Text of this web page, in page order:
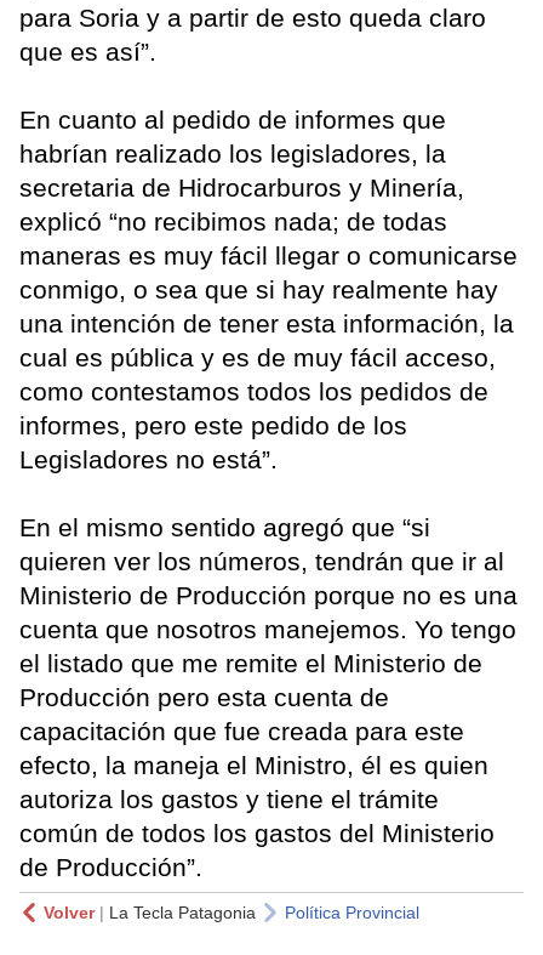
para Soria y a partir de esto queda claro
que es así”.
En cuanto al pedido de informes que
habrían realizado los legisladores, la
secretaria de Hidrocarburos y Minería,
explicó “no recibimos nada; de todas
maneras es muy fácil llegar o comunicarse
conmigo, o sea que si hay realmente hay
una intención de tener esta información, la
cual es pública y es de muy fácil acceso,
como contestamos todos los pedidos de
informes, pero este pedido de los
Legisladores no está”.
En el mismo sentido agregó que “si
quieren ver los números, tendrán que ir al
Ministerio de Producción porque no es una
cuenta que nosotros manejemos. Yo tengo
el listado que me remite el Ministerio de
Producción pero esta cuenta de
capacitación que fue creada para este
efecto, la maneja el Ministro, él es quien
autoriza los gastos y tiene el trámite
común de todos los gastos del Ministerio
de Producción”.
Volver| La Tecla Patagonia Política Provincial